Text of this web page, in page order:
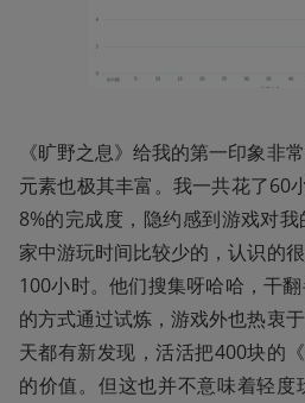
《旷野之息》给我的第一印象非
元素也极其丰富。我一共花了60
8%的完成度，隐约感到游戏对
家中游玩时间比较少的，认识的
100小时。他们搜集呀哈哈，干
的方式通过试炼，游戏外也热衷
天都有新发现，活活把400块的
的价值。但这也并不意味着轻